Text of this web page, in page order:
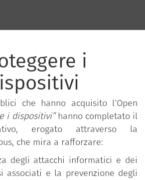
i
che hanno acquisito l‘Open
i dispositivi”hanno completato il
erogato attraverso la
che mira a rafforzare:
degli attacchi informatici e dei
associati e la prevenzione degli